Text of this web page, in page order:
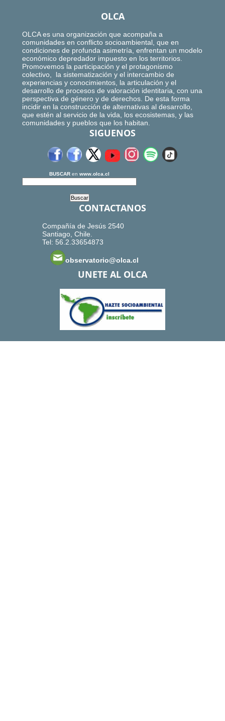
OLCA
OLCA es una organización que acompaña a
comunidades en conflicto socioambiental, que en
condiciones de profunda asimetría, enfrentan un modelo
económico depredador impuesto en los territorios.
Promovemos la participación y el protagonismo
colectivo, la sistematización y el intercambio de
experiencias y conocimientos, la articulación y el
desarrollo de procesos de valoración identitaria, con una
perspectiva de género y de derechos. De esta forma
incidir en la construcción de alternativas al desarrollo,
que estén al servicio de la vida, los ecosistemas, y las
comunidades y pueblos que los habitan.
SIGUENOS
BUSCAR en www.olca.cl
CONTACTANOS
Compañía de Jesús 2540
Santiago, Chile.
Tel: 56.2.33654873
observatorio@olca.cl
UNETE AL OLCA